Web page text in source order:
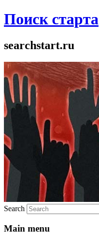
Поиск старта
searchstart.ru
Search
Main menu